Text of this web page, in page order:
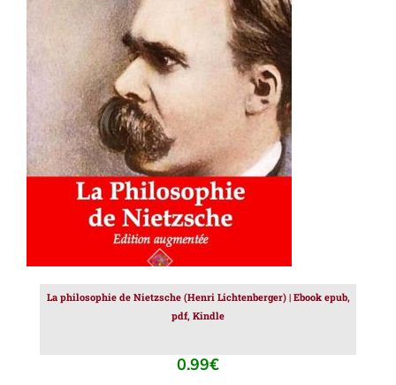
AJOUTER AU PANIER DÉTAILS
La philosophie de Nietzsche (Henri Lichtenberger) | Ebook epub,
pdf, Kindle
0.99€